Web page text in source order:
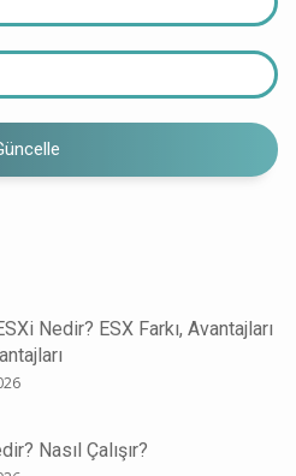
Nedir? ESX Farkı, Avantajları
Nasıl Çalışır?